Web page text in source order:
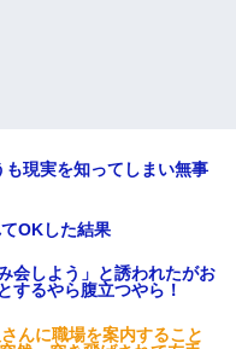
現実を知ってしまい無事
OKした結果
会しよう」と誘われたがお
するやら腹立つやら！
んに職場を案内すること